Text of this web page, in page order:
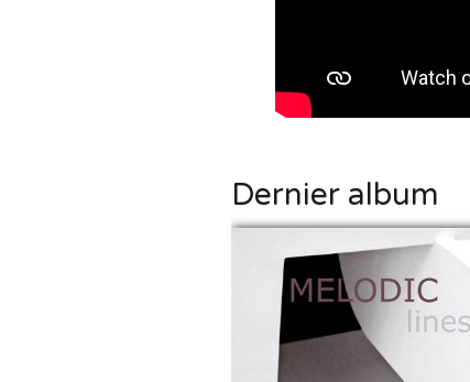
Dernier album